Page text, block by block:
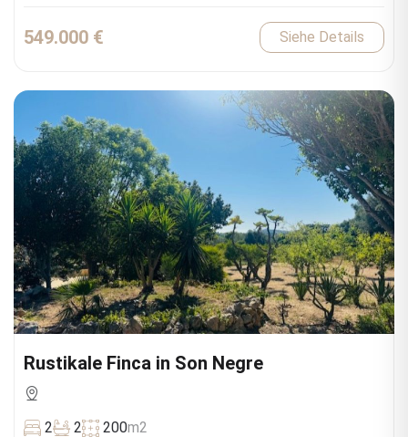
549.000 € Siehe Details
Rustikale Finca in Son Negre
2 2 200m2